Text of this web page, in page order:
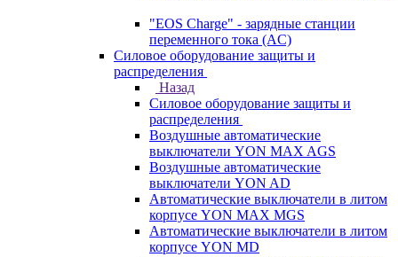
"EOS Charge" - зарядные станции
переменного тока (AC)
Силовое оборудование защиты и
распределения
Назад
Силовое оборудование защиты и
распределения
Воздушные автоматические
выключатели YON MAX AGS
Воздушные автоматические
выключатели YON AD
Автоматические выключатели в литом
корпусе YON MAX MGS
Автоматические выключатели в литом
корпусе YON MD